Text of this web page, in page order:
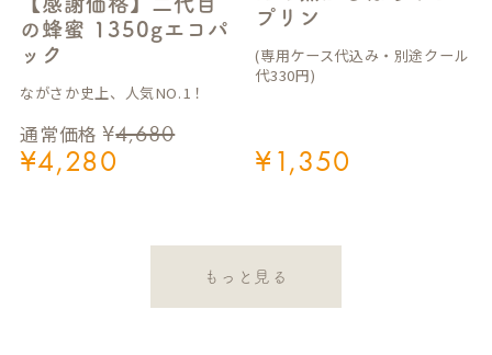
【感謝価格】二代目
の蜂蜜 1350gエコパ
ック
通常価格 ¥4,680
¥4,280
ながさか史上、人気NO.1！
プリン
¥1,350
(専用ケース代込み・別途クール
代330円)
もっと見る